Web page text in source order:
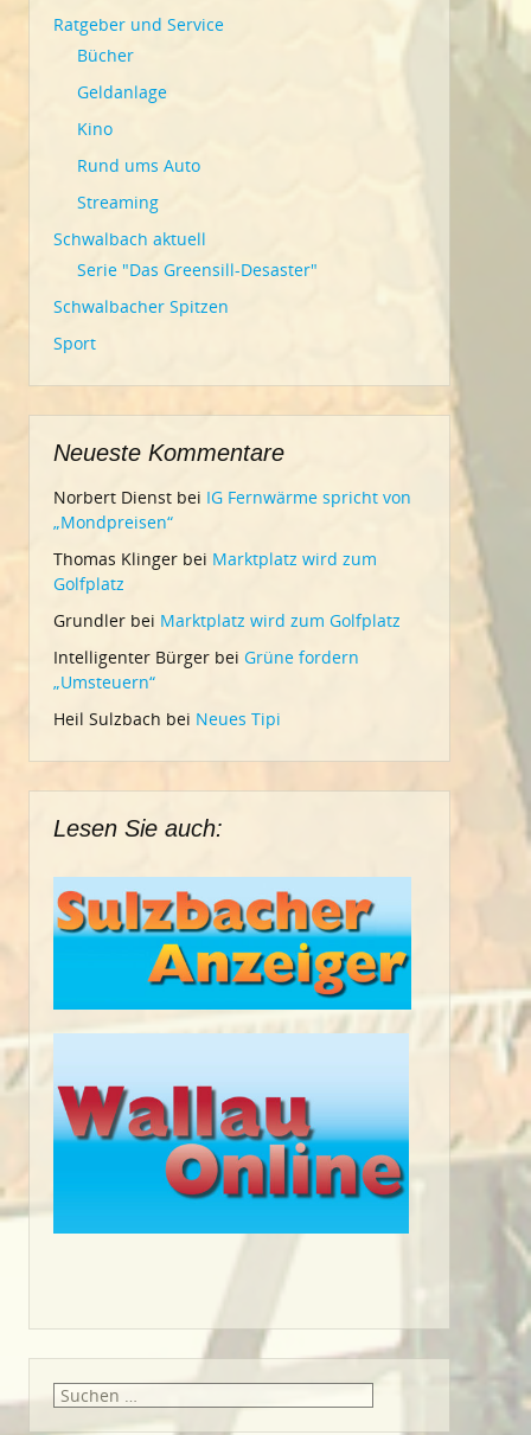
Ratgeber und Service
Bücher
Geldanlage
Kino
Rund ums Auto
Streaming
Schwalbach aktuell
Serie "Das Greensill-Desaster"
Schwalbacher Spitzen
Sport
Neueste Kommentare
Norbert Dienst bei IG Fernwärme spricht von
„Mondpreisen“
Thomas Klinger bei Marktplatz wird zum
Golfplatz
Grundler bei Marktplatz wird zum Golfplatz
Intelligenter Bürger bei Grüne fordern
„Umsteuern“
Heil Sulzbach bei Neues Tipi
Lesen Sie auch:
Suche